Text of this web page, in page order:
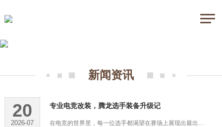
新闻资讯
20
2026-07
专业电竞改装，腾龙选手装备升级记
在电竞的世界里，每一位选手都渴望在赛场上展现出最出色的状态。而这一切，都离不开背后那些精心打造的装备。近日，我国知名电竞战队腾龙队就进行了一次全面的装备升级，让我们一起来看看他们的腾龙选手装备升级记。···